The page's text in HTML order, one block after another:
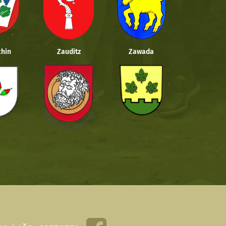
Zauditz Zawada